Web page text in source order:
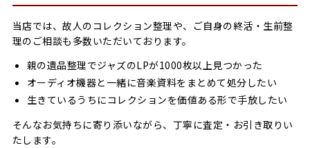
当店では、故人のコレクション整理や、ご自身の終活・生前整
理のご相談も多数いただいております。
親の遺品整理でジャズのLPが1000枚以上見つかった
オーディオ機器と一緒に音楽資料をまとめて処分したい
生きているうちにコレクションを価値ある形で手放したい
そんなお気持ちに寄り添いながら、丁寧に査定・お引き取りい
たします。